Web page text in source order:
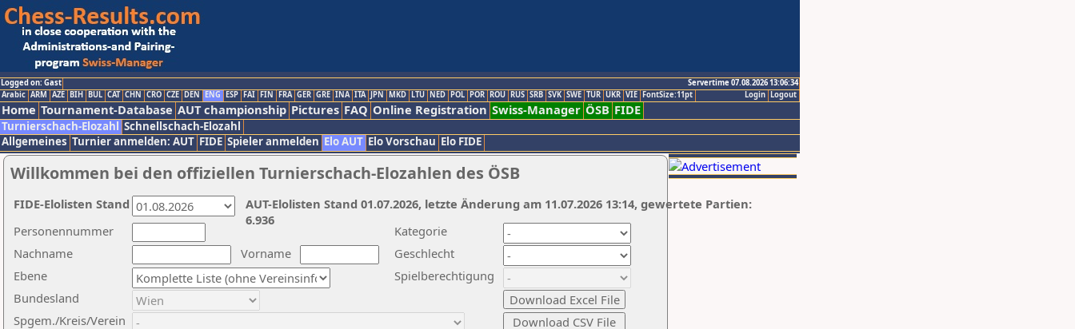
Logged on: Gast
Servertime 07.08.2026 13:06:34
Logout
Login
Arabic ARM AZE BIH BUL CAT CHN CRO CZE DEN ENG ESP FAI FIN FRA GER GRE INA ITA JPN MKD LTU NED POL POR ROU RUS SRB SVK SWE TUR UKR VIE FontSize:11pt
Home Tournament-Database AUT championship Pictures FAQ Online Registration Swiss-Manager ÖSB FIDE
Turnierschach-Elozahl Schnellschach-Elozahl
Allgemeines Turnier anmelden: AUT FIDE Spieler anmelden Elo AUT Elo Vorschau Elo FIDE
Willkommen bei den offiziellen Turnierschach-Elozahlen des ÖSB
Nachname
Vorname
Ebene
Kategorie
Personennummer
Bundesland
Spgem./Kreis/Verein
Geschlecht
Spielberechtigung
AUT-Elolisten Stand 01.07.2026, letzte Änderung am 11.07.2026 13:14, gewertete Partien:
6.936
FIDE-Elolisten Stand